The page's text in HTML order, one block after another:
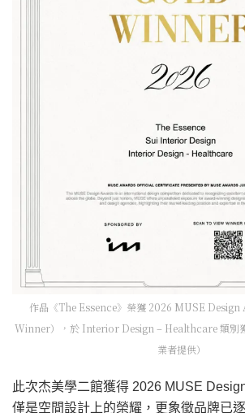
作品《The Essence》榮獲 2026 MUSE
Winner），於 Interior Design – Healthcare 類別
業者提供）
此次杰美學二館獲得 2026 MUSE
僅是空間設計上的榮耀，更象徵品牌已